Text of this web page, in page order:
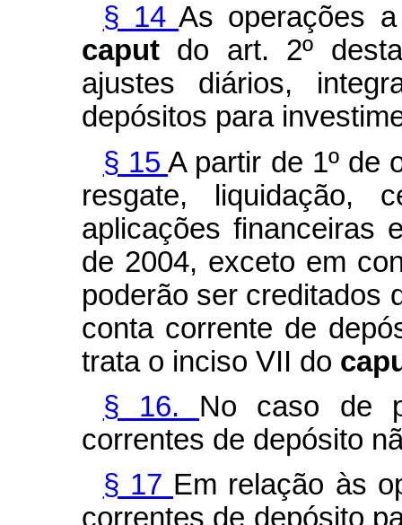
§ 14As operações
caput do art. 2º
ajustes diários,
depósitos para
§ 15A partir de 1º de
resgate, liquidação,
aplicações financeiras
de 2004, exceto em
poderão ser creditados
conta corrente de
trata o inciso VII do
§ 16. No caso de
correntes de depósito
§ 17 Em relação às
correntes de depósito